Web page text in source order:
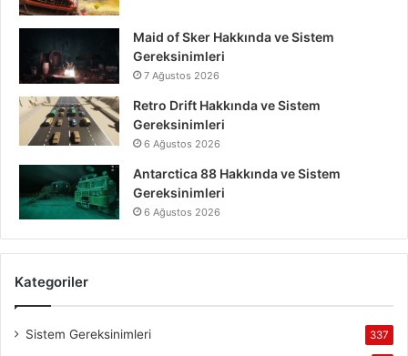
Maid of Sker Hakkında ve Sistem
Gereksinimleri
7 Ağustos 2026
Retro Drift Hakkında ve Sistem
Gereksinimleri
6 Ağustos 2026
Antarctica 88 Hakkında ve Sistem
Gereksinimleri
6 Ağustos 2026
Kategoriler
Sistem Gereksinimleri 337